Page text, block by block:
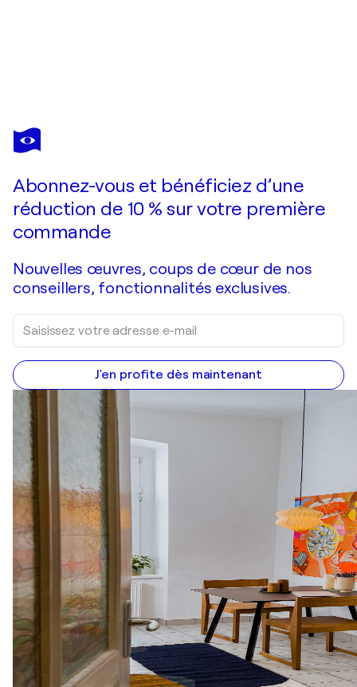
OVIDIU KLOSKA
Abonnez-vous et bénéficiez d’une
réduction de 10 % sur votre première
commande
Nouvelles œuvres, coups de cœur de nos
conseillers, fonctionnalités exclusives.
J'en profite dès maintenant